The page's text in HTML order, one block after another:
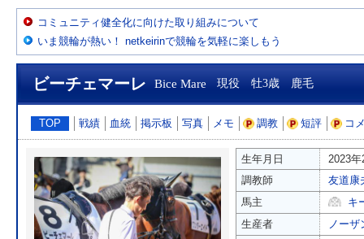
コミュニティ健全化に向けた取り組みについて
いま競輪が熱い！ netkeirinで競輪を気軽に楽しもう
ビーチェマーレ Bice Mare 現役 牡3歳 鹿毛
TOP 戦績 血統 掲示板 写真 メモ 調教 短評 コ
生年月日
2023
調教師
友道康
馬主
キ
生産者
ノーザ